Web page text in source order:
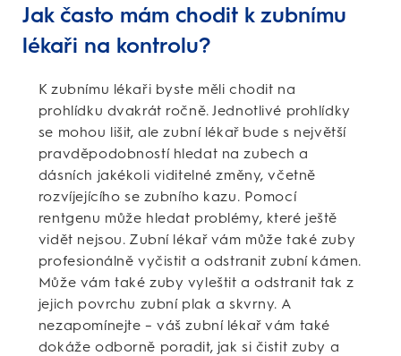
Jak často mám chodit k zubnímu
lékaři na kontrolu?
K zubnímu lékaři byste měli chodit na
prohlídku dvakrát ročně. Jednotlivé prohlídky
se mohou lišit, ale zubní lékař bude s největší
pravděpodobností hledat na zubech a
dásních jakékoli viditelné změny, včetně
rozvíjejícího se zubního kazu. Pomocí
rentgenu může hledat problémy, které ještě
vidět nejsou. Zubní lékař vám může také zuby
profesionálně vyčistit a odstranit zubní kámen.
Může vám také zuby vyleštit a odstranit tak z
jejich povrchu zubní plak a skvrny. A
nezapomínejte – váš zubní lékař vám také
dokáže odborně poradit, jak si čistit zuby a